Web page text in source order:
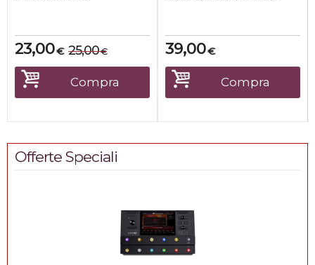
€
23,00 €
25,00
Compra
€
39,00
Compra
Offerte Speciali